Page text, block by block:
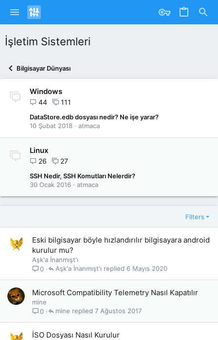
İşletim Sistemleri
Bilgisayar Dünyası
Windows
44 111
DataStore.edb dosyası nedir? Ne işe yarar?
10 Şubat 2018
atmaca
Linux
26 27
SSH Nedir, SSH Komutları Nelerdir?
30 Ocak 2016
atmaca
Filters
Eski bilgisayar böyle hızlandırılır bilgisayara android
kurulur mu?
Aşk'a İnanmışt'ı
0
6 Mayıs 2020
Aşk'a İnanmışt'ı
Microsoft Compatibility Telemetry Nasıl Kapatılır
mine
0
7 Ağustos 2017
mine
İSO Dosyası Nasıl Kurulur